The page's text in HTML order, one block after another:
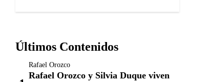
Últimos Contenidos
Rafael Orozco
Rafael Orozco y Silvia Duque viven